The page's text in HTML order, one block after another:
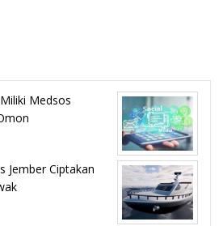
Medsos
Jember Ciptakan